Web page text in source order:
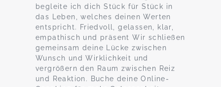
begleite ich dich Stück für Stück in
das Leben, welches deinen Werten
entspricht. Friedvoll, gelassen, klar,
empathisch und präsent Wir schließen
gemeinsam deine Lücke zwischen
Wunsch und Wirklichkeit und
vergrößern den Raum zwischen Reiz
und Reaktion. Buche deine Online-